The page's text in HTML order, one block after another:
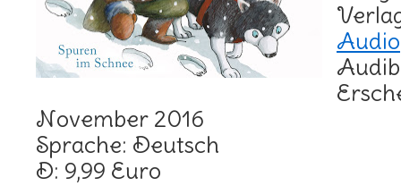
Audio
November 2016
Sprache: Deutsch
D: 9,99 Euro